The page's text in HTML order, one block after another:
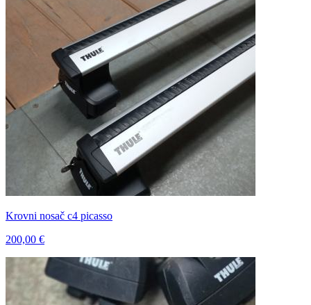
Krovni nosač c4 picasso
200,00 €